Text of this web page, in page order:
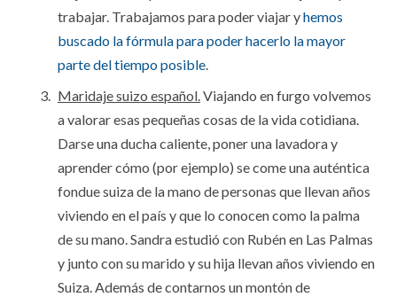
trabajar. Trabajamos para poder viajar yhemos
buscado la fórmula para poder hacerlo la mayor
parte del tiempo posible.
Maridaje suizo español.Viajando en furgo volvemos
a valorar esas pequeñas cosas de la vida cotidiana.
Darse una ducha caliente, poner una lavadora y
aprender cómo (por ejemplo) se come una auténtica
fondue suiza de la mano de personas que llevan años
viviendo en el país y que lo conocen como la palma
de su mano. Sandra estudió con Rubén en Las Palmas
y junto con su marido y su hija llevan años viviendo en
Suiza. Además de contarnos un montón de